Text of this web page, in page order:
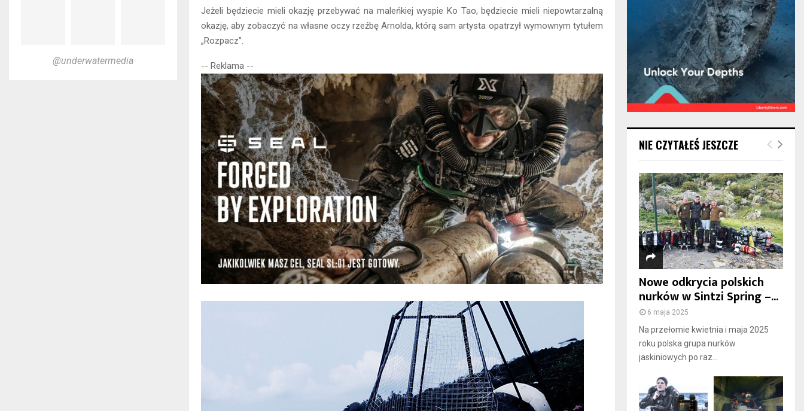
Jeżeli będziecie mieli okazję przebywać na maleńkiej wyspie Ko Tao, będziecie mieli niepowtarzalną
okazję, aby zobaczyć na własne oczy rzeźbę Arnolda, którą sam artysta opatrzył wymownym tytułem
„Rozpacz”.
-- Reklama --
@underwatermedia
NIE CZYTAŁEŚ JESZCZE
Nowe odkrycia polskich
nurków w Sintzi Spring –...
6 maja 2025
Na przełomie kwietnia i maja 2025
roku polska grupa nurków
jaskiniowych po raz...